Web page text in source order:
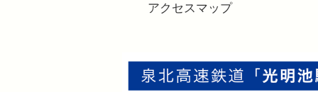
アクセスマップ